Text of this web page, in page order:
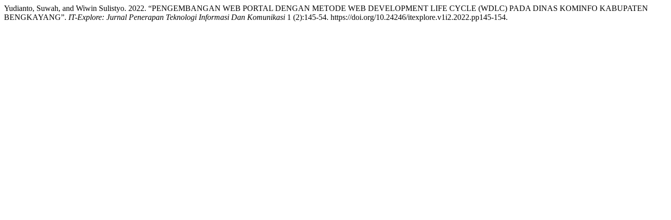
Yudianto, Suwah, and Wiwin Sulistyo. 2022. “PENGEMBANGAN WEB PORTAL DENGAN METODE WEB DEVELOPMENT LIFE CYCLE (WDLC) PADA DINAS KOMINFO KABUPATEN
BENGKAYANG”. IT-Explore: Jurnal Penerapan Teknologi Informasi Dan Komunikasi 1 (2):145-54. https://doi.org/10.24246/itexplore.v1i2.2022.pp145-154.